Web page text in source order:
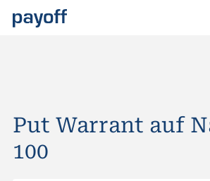
Put Warrant auf
100